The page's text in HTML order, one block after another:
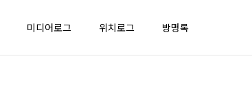
미디어로그 위치로그 방명록